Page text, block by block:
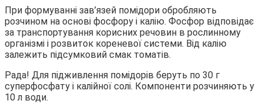
При формуванні зав’язей помідори обробляють
розчином на основі фосфору і калію. Фосфор відповідає
за транспортування корисних речовин в рослинному
організмі і розвиток кореневої системи. Від калію
залежить підсумковий смак томатів.
Рада! Для підживлення помідорів беруть по 30 г
суперфосфату і калійної солі. Компоненти розчиняють у
10 л води.